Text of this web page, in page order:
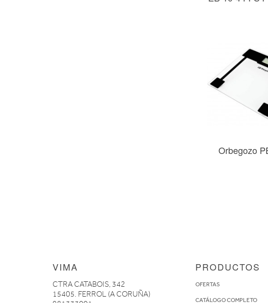
Orbegozo
VIMA
CTRA CATABOIS, 342
15405. FERROL (A CORUÑA)
PRODUCTOS
OFERTAS
CATÁLOGO COMPLETO